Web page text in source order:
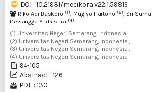
DOI : 10.21831/medikora.v22i1.59819
Riko Adi Baskoro (1), Mugiyo Hartono (2), Sri
Dewangga Yudhistira (4)
(1) Universitas Negeri Semarang, Indonesia ,
(2) Universitas Negeri Semarang, Indonesia ,
(3) Universitas Negeri Semarang, Indonesia ,
(4) Universitas Negeri Semarang, Indonesia
94-105
Abstract : 126
PDF : 130